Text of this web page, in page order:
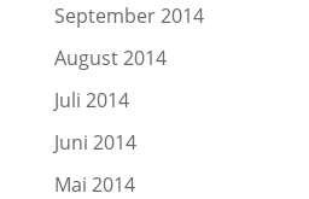
September 2014
August 2014
Juli 2014
Juni 2014
Mai 2014